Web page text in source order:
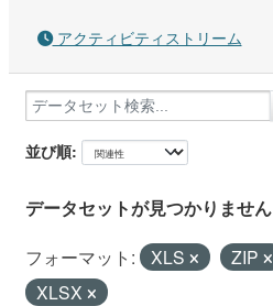
アクティビティストリーム
並び順
データセットが見つかりません
フォーマット: XLS
ZIP
XLSX